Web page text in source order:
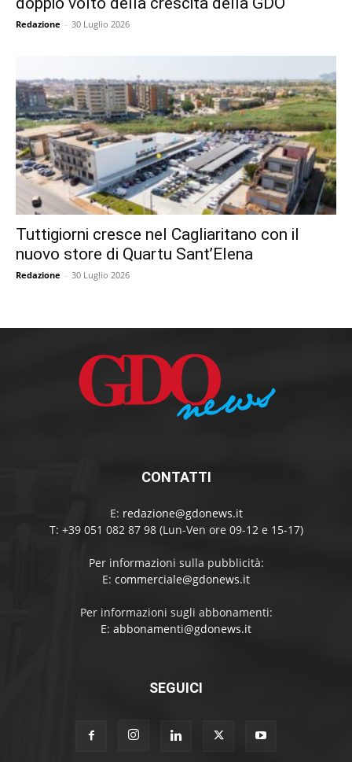
Redazione - 30 Luglio 2026
Tuttigiorni cresce nel Cagliaritano con il
nuovo store di Quartu Sant’Elena
Redazione - 30 Luglio 2026
CONTATTI
E: redazione@gdonews.it
T: +39 051 082 87 98 (Lun-Ven ore 09-12 e 15-17)
Per informazioni sulla pubblicità:
E: commerciale@gdonews.it
Per informazioni sugli abbonamenti:
E: abbonamenti@gdonews.it
SEGUICI